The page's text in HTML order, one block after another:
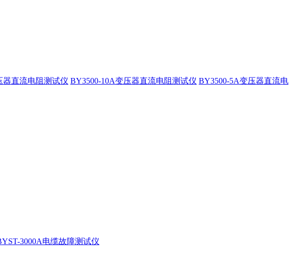
器直流电阻测试仪 BY3500-10A变压器直流电阻测试仪 BY3500-5A变压器直流电
3000A电缆故障测试仪